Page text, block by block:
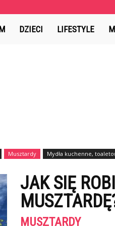
DZIECI LIFESTYLE
Musztardy
Mydła kuchenne,
JAK SIĘ ROBI
MUSZTARDY